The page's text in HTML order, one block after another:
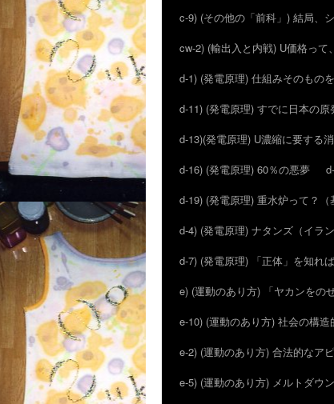
c-9) (その他の「前科」) 結局、
cw-2) (輸出入と内戦) U価格って
d-1) (発電原理) 仕組みそのもの
d-11) (発電原理) すでに日本の
d-13)(発電原理) U濃縮に要する
d-16) (発電原理) 60％の悪夢
d-19) (発電原理) 重水炉って？（
d-4) (発電原理) ナタンズ（イラ
d-7) (発電原理) 「正体」を知れ
e) (運動のあり方) 「ヤカンをの
e-10) (運動のあり方) 社会の構造
e-2) (運動のあり方) 合法的なア
e-5) (運動のあり方) メルトダウ